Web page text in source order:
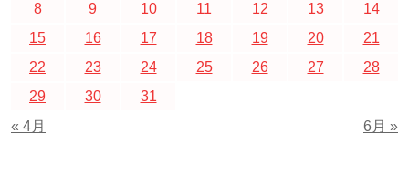
« 4月 6月 »
8
9 10 11 12 13
14
15
16 17 18 19 20
21
22
23 24 25 26 27
28
29
30 31